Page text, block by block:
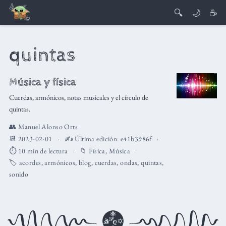
🔍 🌙 ☕
quintas
Música y física
Cuerdas, armónicos, notas musicales y el círculo de
quintas.
👥 Manuel Alonso Orts
📆 2023-02-01
✍️ Última edición:e41b3986f
⏱️ 10 min de lectura
📁Física, Música
🏷️ acordes,armónicos, blog, cuerdas,ondas,quintas,
sonido